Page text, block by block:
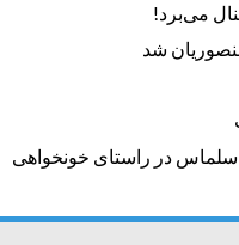
می‌برد!
شد
سلماس در راستای خونخواهی